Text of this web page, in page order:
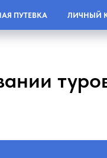
ПУТЕВКА ЛИЧНЫЙ